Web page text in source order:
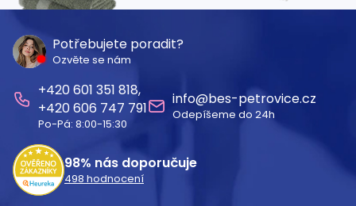
Potřebujete poradit?
Ozvěte se nám
601 351 818
606 747 791
Po-Pá: 8:00-15:30
info@bes-petrovice.cz
Odepíšeme do 24h
98% nás doporučuje
498 hodnocení